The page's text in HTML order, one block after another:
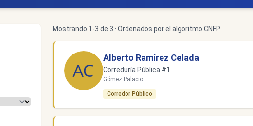
Mostrando 1-3 de 3 · Ordenados por el algoritmo CNFP
Alberto Ramírez Celada
Correduría Pública #1
Gómez Palacio
Corredor Público